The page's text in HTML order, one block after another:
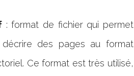
: format de fichier qui permet
des pages au format
Ce format est très utilisé,